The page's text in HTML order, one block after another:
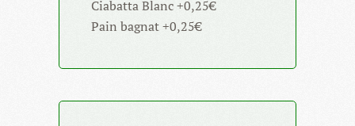
Ciabatta Blanc +0,25€
Pain bagnat +0,25€